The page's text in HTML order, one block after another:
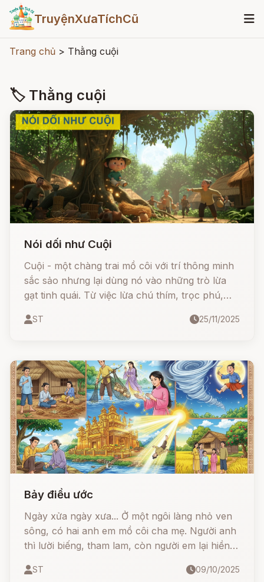
TruyệnXưaTíchCũ
Trang chủ > Thằng cuội
🏷 Thằng cuội
Nói dối như Cuội
Cuội - một chàng trai mồ côi với trí thông minh
sắc sảo nhưng lại dùng nó vào những trò lừa
gạt tinh quái. Từ việc lừa chú thím, trọc phú,
cho sự phản kháng của kẻ yếu thế nhưng cũng
ST 25/11/2025
Bảy điều ước
Ngày xửa ngày xưa... Ở một ngôi làng nhỏ ven
sông, có hai anh em mồ côi cha mẹ. Người anh
thì lười biếng, tham lam, còn người em lại hiền
ST 09/10/2025